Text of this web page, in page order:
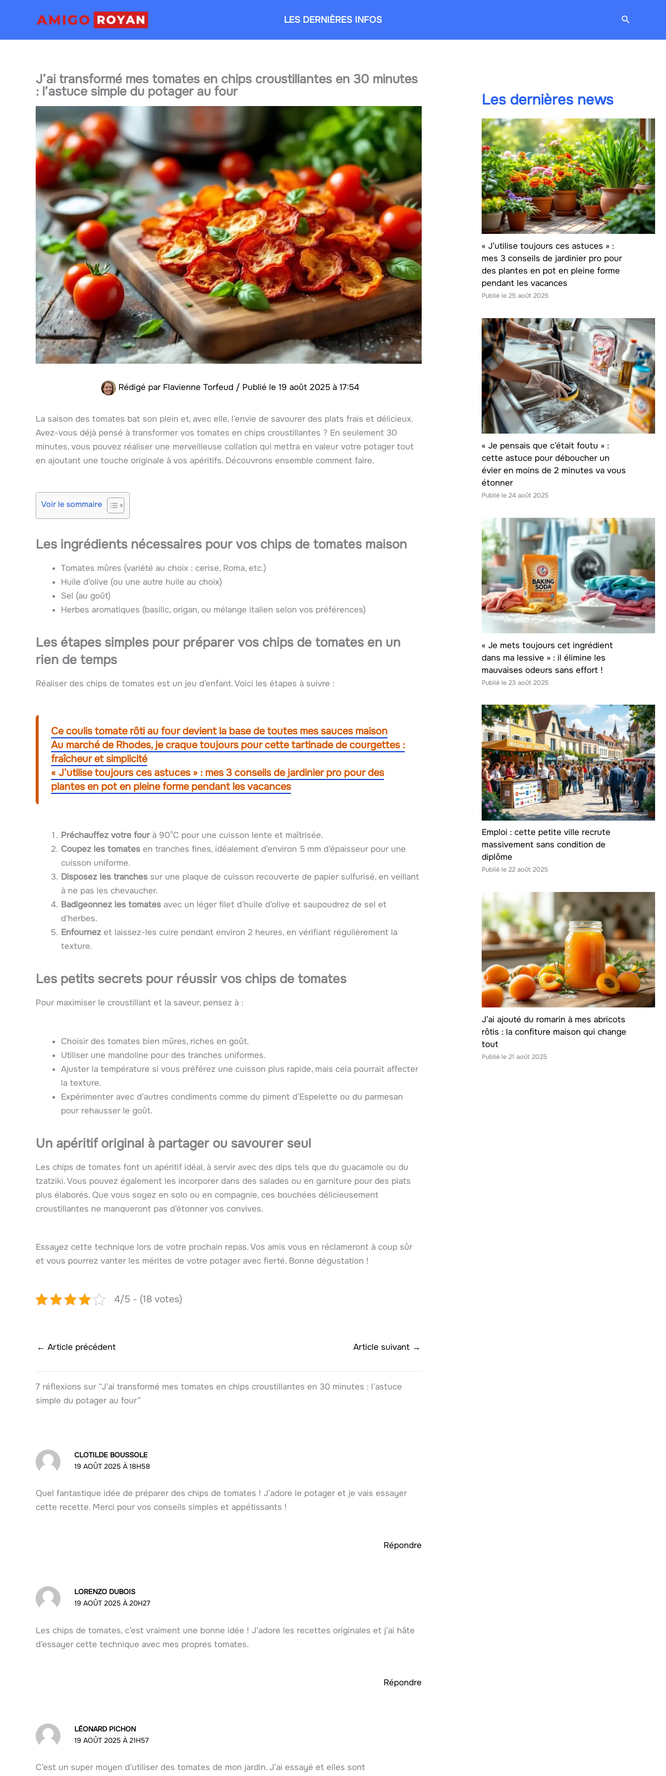
LES DERNIÈRES INFOS
J’ai transformé mes tomates en chips croustillantes en 30 minutes
: l’astuce simple du potager au four
Rédigé par Flavienne Torfeud / 19 août 2025 à 17:54
La saison des tomates bat son plein et, avec elle, l’envie de savourer des plats frais et délicieux.
Avez-vous déjà pensé à transformer vos tomates en chips croustillantes ? En seulement 30
minutes, vous pouvez réaliser une merveilleuse collation qui mettra en valeur votre potager tout
en ajoutant une touche originale à vos apéritifs. Découvrons ensemble comment faire.
Voir le sommaire
Les ingrédients nécessaires pour vos chips de tomates maison
Tomates mûres (variété au choix : cerise, Roma, etc.)
Huile d’olive (ou une autre huile au choix)
Sel (au goût)
Herbes aromatiques (basilic, origan, ou mélange italien selon vos préférences)
Les étapes simples pour préparer vos chips de tomates en un
rien de temps
Réaliser des chips de tomates est un jeu d’enfant. Voici les étapes à suivre :
Ce coulis tomate rôti au four devient la base de toutes mes sauces maison
Au marché de Rhodes, je craque toujours pour cette tartinade de courgettes :
fraîcheur et simplicité
« J’utilise toujours ces astuces » : mes 3 conseils de jardinier pro pour des
plantes en pot en pleine forme pendant les vacances
Préchauffez votre fourà 90°C pour une cuisson lente et maîtrisée.
Coupez les tomates en tranches fines, idéalement d’environ 5 mm d’épaisseur pour une
cuisson uniforme.
Disposez les tranches sur une plaque de cuisson recouverte de papier sulfurisé, en veillant
à ne pas les chevaucher.
Badigeonnez les tomates avec un léger filet d’huile d’olive et saupoudrez de sel et
d’herbes.
Enfournez et laissez-les cuire pendant environ 2 heures, en vérifiant régulièrement la
texture.
Les petits secrets pour réussir vos chips de tomates
Pour maximiser le croustillant et la saveur, pensez à :
Choisir des tomates bien mûres, riches en goût.
Utiliser une mandoline pour des tranches uniformes.
Ajuster la température si vous préférez une cuisson plus rapide, mais cela pourrait affecter
la texture.
Expérimenter avec d’autres condiments comme du piment d’Espelette ou du parmesan
pour rehausser le goût.
Un apéritif original à partager ou savourer seul
Les chips de tomates font un apéritif idéal, à servir avec des dips tels que du guacamole ou du
tzatziki. Vous pouvez également les incorporer dans des salades ou en garniture pour des plats
plus élaborés. Que vous soyez en solo ou en compagnie, ces bouchées délicieusement
croustillantes ne manqueront pas d’étonner vos convives.
Essayez cette technique lors de votre prochain repas. Vos amis vous en réclameront à coup sûr
et vous pourrez vanter les mérites de votre potager avec fierté. Bonne dégustation !
4/5 - (18 votes)
← Article précédent Article suivant →
7 réflexions sur “J’ai transformé mes tomates en chips croustillantes en 30 minutes : l’astuce
simple du potager au four”
CLOTILDE BOUSSOLE
19 AOÛT 2025 À 18H58
Quel fantastique idée de préparer des chips de tomates ! J’adore le potager et je vais essayer
cette recette. Merci pour vos conseils simples et appétissants !
Répondre
LORENZO DUBOIS
19 AOÛT 2025 À 20H27
Les chips de tomates, c’est vraiment une bonne idée ! J’adore les recettes originales et j’ai hâte
d’essayer cette technique avec mes propres tomates.
Répondre
LÉONARD PICHON
19 AOÛT 2025 À 21H57
C’est un super moyen d’utiliser des tomates de mon jardin. J’ai essayé et elles sont
Les dernières news
« J’utilise toujours ces astuces » :
mes 3 conseils de jardinier pro pour
des plantes en pot en pleine forme
pendant les vacances
25 août 2025
« Je pensais que c’était foutu » :
cette astuce pour déboucher un
évier en moins de 2 minutes va vous
étonner
24 août 2025
« Je mets toujours cet ingrédient
dans ma lessive » : il élimine les
mauvaises odeurs sans effort !
23 août 2025
Emploi : cette petite ville recrute
massivement sans condition de
diplôme
22 août 2025
J’ai ajouté du romarin à mes abricots
rôtis : la confiture maison qui change
tout
21 août 2025